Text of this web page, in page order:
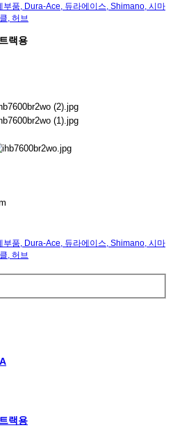
부품, Dura-Ace, 듀라에이스, Shimano, 시마
, 허브
랙용
부품, Dura-Ace, 듀라에이스, Shimano, 시마
, 허브
랙용